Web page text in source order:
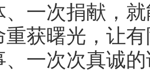
、一次捐献，
重获曙光，让
、一次次真诚